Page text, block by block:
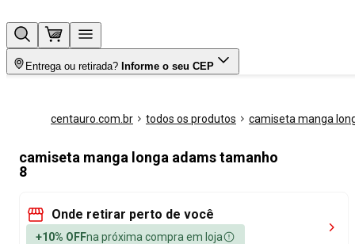
Entrega ou retirada? Informe o seu CEP
centauro.com.br todos os produtos camiseta manga
camiseta manga longa adams tamanho
8
Onde retirar perto de você
+10% OFFna próxima compra em loja